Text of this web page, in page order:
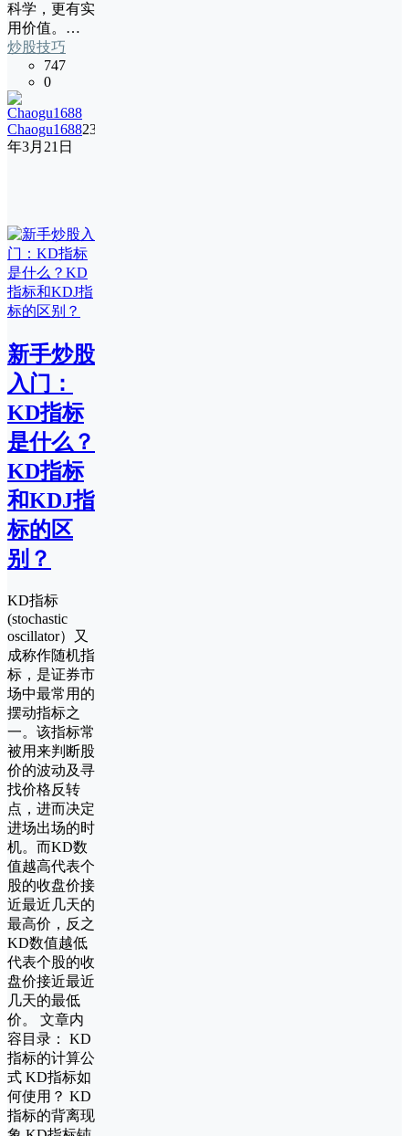
科学，更有实
用价值。…
炒股技巧
747
0
Chaogu168823
年3月21日
新手炒股
入门：
KD指标
是什么？
KD指标
和KDJ指
标的区
别？
KD指标
(stochastic
oscillator）又
成称作随机指
标，是证券市
场中最常用的
摆动指标之
一。该指标常
被用来判断股
价的波动及寻
找价格反转
点，进而决定
进场出场的时
机。而KD数
值越高代表个
股的收盘价接
近最近几天的
最高价，反之
KD数值越低
代表个股的收
盘价接近最近
几天的最低
价。 文章内
容目录： KD
指标的计算公
式 KD指标如
何使用？ KD
指标的背离现